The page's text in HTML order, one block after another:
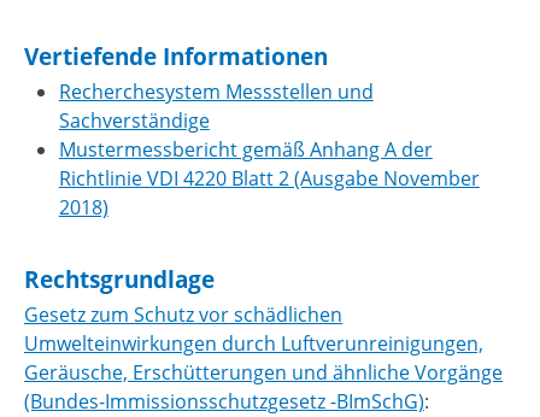
Vertiefende Informationen
Recherchesystem Messstellen und
Sachverständige
Mustermessbericht gemäß Anhang A der
Richtlinie VDI 4220 Blatt 2 (Ausgabe November
2018)
Rechtsgrundlage
Gesetz zum Schutz vor schädlichen
Umwelteinwirkungen durch Luftverunreinigungen,
Geräusche, Erschütterungen und ähnliche Vorgänge
(Bundes-Immissionsschutzgesetz -BImSchG):